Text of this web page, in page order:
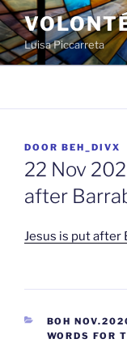
Spring
naar
de
inhoud
Luisa Piccarreta
GEPLAATST
OP
DOOR BEH_DIVX
22 Nov
after
Jesus is put after
BOH
WORDS FOR